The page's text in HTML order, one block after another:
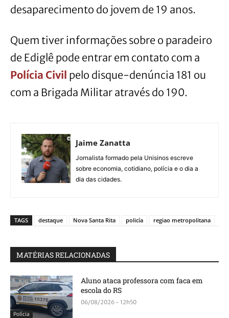
desaparecimento do jovem de 19 anos.
Quem tiver informações sobre o paradeiro
de Ediglê pode entrar em contato com a
Polícia Civil pelo disque-denúncia 181 ou
com a Brigada Militar através do 190.
Jaime Zanatta
Jornalista formado pela Unisinos escreve
sobre economia, cotidiano, polícia e o dia a
dia das cidades.
TAGS destaque Nova Santa Rita policía regiao metropolitana
MATÉRIAS RELACIONADAS
Polícia
Aluno ataca professora com faca em
escola do RS
06/08/2026 - 12h50